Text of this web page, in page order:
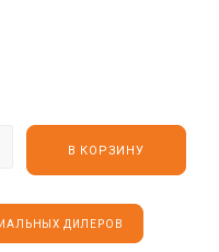
В КОРЗИНУ
ДИЛЕРОВ